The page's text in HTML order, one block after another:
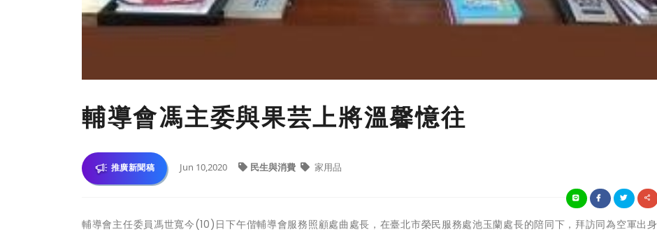
輔導會馮主委與果芸上將溫馨憶往
推廣新聞稿 Jun 10,2020 民生與消費 家用品
輔導會主任委員馮世寬今(10)日下午偕輔導會服務照顧處曲處長，在臺北市榮民服務處池玉蘭處長的陪同下，拜訪同為空軍出身